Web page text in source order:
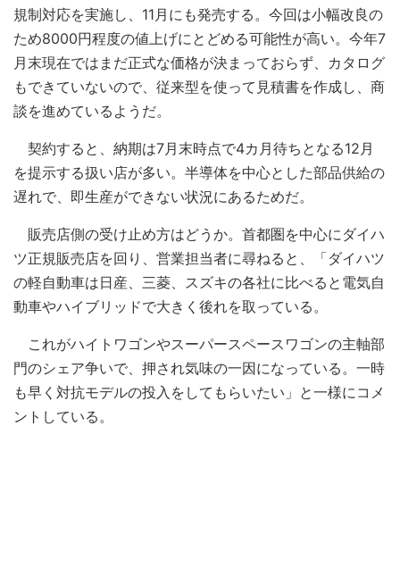
規制対応を実施し、11月にも発売する。今回は小幅改良の
ため8000円程度の値上げにとどめる可能性が高い。今年7
月末現在ではまだ正式な価格が決まっておらず、カタログ
もできていないので、従来型を使って見積書を作成し、商
談を進めているようだ。
契約すると、納期は7月末時点で4カ月待ちとなる12月
を提示する扱い店が多い。半導体を中心とした部品供給の
遅れで、即生産ができない状況にあるためだ。
販売店側の受け止め方はどうか。首都圏を中心にダイハ
ツ正規販売店を回り、営業担当者に尋ねると、「ダイハツ
の軽自動車は日産、三菱、スズキの各社に比べると電気自
動車やハイブリッドで大きく後れを取っている。
これがハイトワゴンやスーパースペースワゴンの主軸部
門のシェア争いで、押され気味の一因になっている。一時
も早く対抗モデルの投入をしてもらいたい」と一様にコメ
ントしている。